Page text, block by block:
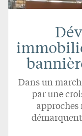
Dans un
par une
approches